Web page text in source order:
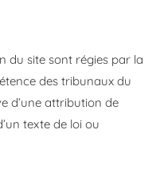
du site sont régies par la
des tribunaux du
d’une attribution de
texte de loi ou